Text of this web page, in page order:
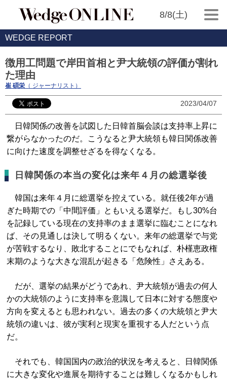
8/8(土)
WEDGE REPORT
徴用工問題で岸田首相と尹大統領の評価が割れ
た理由
崔 碩栄 （ ジャーナリスト）
2023/04/07
日韓関係の改善を試図した日韓首脳会談は支持率上昇に
繋がらなかったのだ。こうなると尹大統領も韓日関係改善
に向けた速度を調整せざるを得なくなる。
日韓関係の本当の変化は来年４月の総選挙後
韓国は来年４月に総選挙を控えている。就任後2年が過
ぎた時期での「中間評価」ともいえる選挙だ。もし30%台
を記録している現在の支持率のまま選挙に臨むことになれ
ば、その見通しは決して明るくない。来年の総選挙で与党
が苦戦するなり、敗北することにでもなれば、朴槿恵政権
末期のような大きな混乱が起きる「危険性」さえある。
だが、選挙の結果がどうであれ、尹大統領が過去の何人
かの大統領のように支持率を意識して日本に対する態度や
方向を変えるとも思われない。過去の多くの大統領と尹大
統領の違いは、彼が実利と現実を重視する人だという点
だ。
それでも、韓国国内の政治的状況を考えると、日韓関係
に大きな変化や進展を期待することは難しくなるかもしれ